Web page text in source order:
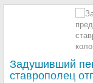
Задушивший
ставрополец